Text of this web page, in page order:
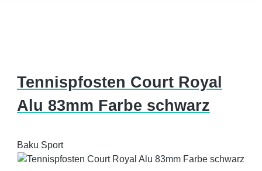
Tennispfosten Court Royal
Alu 83mm Farbe schwarz
Baku Sport
Bildergalerie überspringen